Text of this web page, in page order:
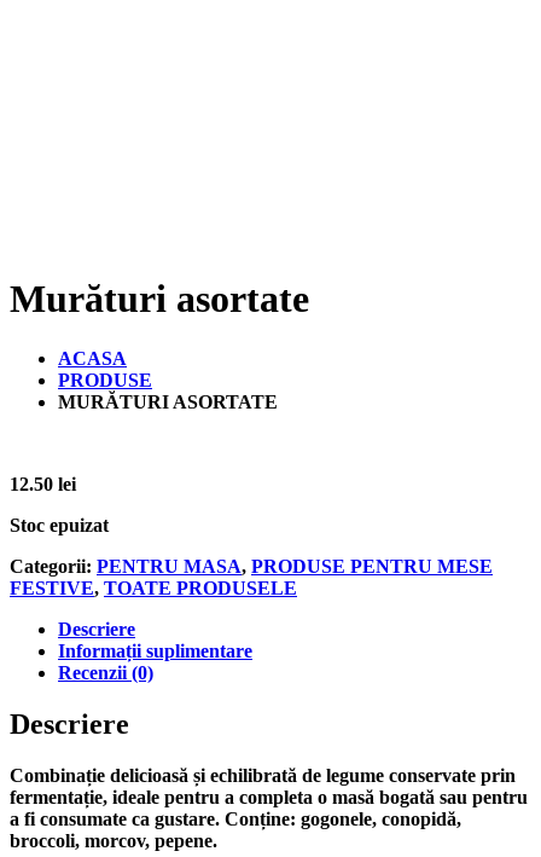
Murături asortate
ACASA
PRODUSE
MURĂTURI ASORTATE
12.50 lei
Stoc epuizat
Categorii: PENTRU MASA, PRODUSE PENTRU MESE
FESTIVE, TOATE PRODUSELE
Descriere
Informații suplimentare
Recenzii (0)
Descriere
Combinație delicioasă și echilibrată de legume conservate prin
fermentație, ideale pentru a completa o masă bogată sau pentru
a fi consumate ca gustare. Conține: gogonele, conopidă,
broccoli, morcov, pepene.